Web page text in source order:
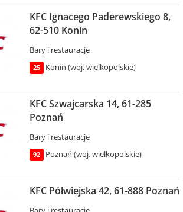
KFC Ignacego Paderewskiego 8,
62-510 Konin
Bary i restauracje
25 Konin (woj. wielkopolskie)
KFC Szwajcarska 14, 61-285
Poznań
Bary i restauracje
92 Poznań (woj. wielkopolskie)
KFC Półwiejska 42, 61-888 Poznań